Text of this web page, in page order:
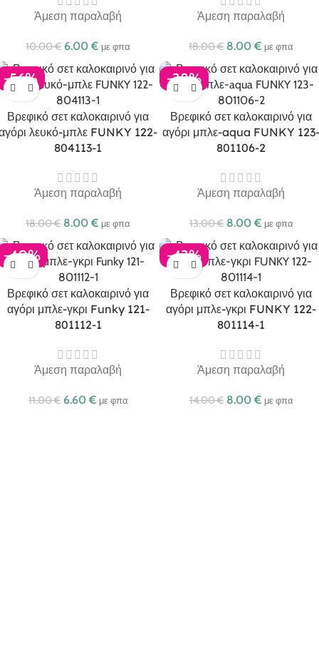
Άμεση παραλαβή
10.00€ 6.00 € με φπα
Άμεση παραλαβή
18.00€ 8.00 € με φπα
-56%
Βρεφικό σετ καλοκαιρινό για
λευκό-μπλε FUNKY 122-
804113-1
Άμεση παραλαβή
18.00€ 8.00 € με φπα
-38%
Βρεφικό σετ καλοκαιρινό για
αγόρι μπλε-aqua FUNKY 123-
801106-2
Άμεση παραλαβή
13.00€ 8.00 € με φπα
-40%
Βρεφικό σετ καλοκαιρινό για
αγόρι μπλε-γκρι Funky 121-
801112-1
Άμεση παραλαβή
11.00€ 6.60 € με φπα
-43%
Βρεφικό σετ καλοκαιρινό για
αγόρι μπλε-γκρι FUNKY 122-
801114-1
Άμεση παραλαβή
14.00€ 8.00 € με φπα